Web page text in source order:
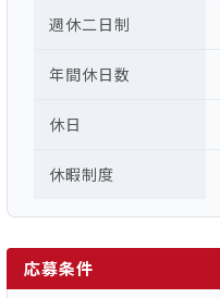
週休二日制
年間休日数
休日
休暇制度
応募条件